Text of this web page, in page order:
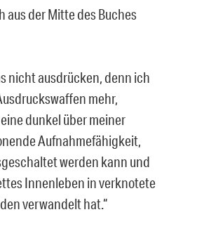
aus der Mitte des Buches
nicht ausdrücken, denn ich
mehr,
dunkel über meiner
Aufnahmefähigkeit,
werden kann und
Innenleben in verknotete
verwandelt hat.“